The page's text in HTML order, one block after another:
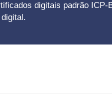
digitais padrão